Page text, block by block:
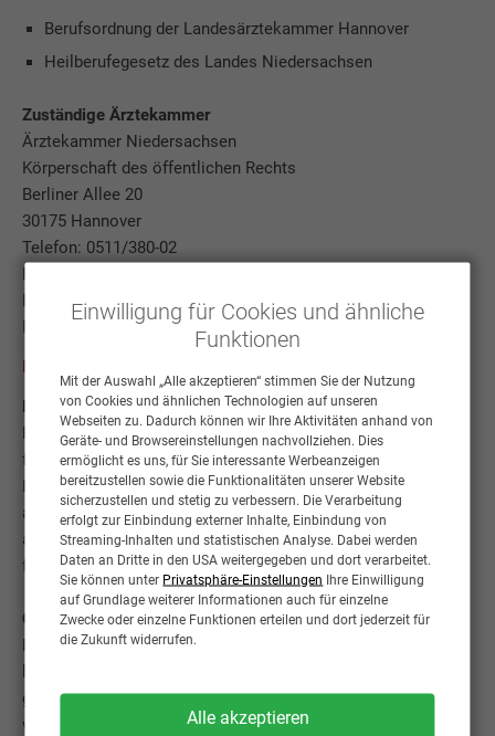
Einwilligung für Cookies und ähnliche
Funktionen
Mit der Auswahl „Alle akzeptieren“ stimmen Sie der Nutzung
von Cookies und ähnlichen Technologien auf unseren
Webseiten zu. Dadurch können wir Ihre Aktivitäten anhand von
Geräte- und Browsereinstellungen nachvollziehen. Dies
ermöglicht es uns, für Sie interessante Werbeanzeigen
bereitzustellen sowie die Funktionalitäten unserer Website
sicherzustellen und stetig zu verbessern. Die Verarbeitung
erfolgt zur Einbindung externer Inhalte, Einbindung von
Streaming-Inhalten und statistischen Analyse. Dabei werden
Daten an Dritte in den USA weitergegeben und dort verarbeitet.
Sie können unter Privatsphäre-Einstellungen Ihre Einwilligung
auf Grundlage weiterer Informationen auch für einzelne
Zwecke oder einzelne Funktionen erteilen und dort jederzeit für
die Zukunft widerrufen.
Alle akzeptieren
Berufsordnung der Landesärztekammer Hannover
Heilberufegesetz des Landes Niedersachsen
Zuständige Ärztekammer
Ärztekammer Niedersachsen
Körperschaft des öffentlichen Rechts
Berliner Allee 20
30175 Hannover
Telefon: 0511/380-02
Fax: 0511/3802-2199
E-Mail:info@aekn.de
Internet:
www.aekn.de
Berufsordnung der Ärztekammer Niedersachsen (PDF)
Haftungsausschluss
Für Links, die von unseren zu anderen Seiten im Internet
führen, übernehmen wir keinerlei Verantwortung in Bezug auf
Inhalt und Gestaltung dieser Seiten. Diese Erklärung gilt für
alle auf unserer Internetpräsenz angezeigten Links und für
alle Inhalte der Seiten, zu denen bei uns angemeldete Links
führen.
Copyright-Hinweis
Die Rechte am kompletten Inhalt dieses Internetauftritts
geschützt, Verletzungen des Copyrights werden juristisch
verfolgt.